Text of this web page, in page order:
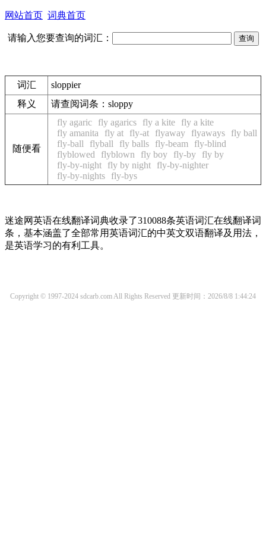
网站首页 词典首页
请输入您要查询的词汇：
词汇
sloppier
释义
请查阅词条： sloppy
随便看
fly agaric fly agarics fly a kite
fly a kite
fly amanita
fly at fly-at flyaway flyaways
fly ball
fly-ball
flyball fly balls fly-beam
fly-blind
flyblowed
flyblown fly boy fly-by
fly by
fly-by-night
fly by night
fly-by-nighter
fly-by-nights
fly-bys
迷途网英语在线翻译词典收录了310088条英语词汇在线翻译词
条，基本涵盖了全部常用英语词汇的中英文双语翻译及用法，
是英语学习的有利工具。
Copyright © 1997-2024 sdcarb.com All Rights Reserved 更新时间：2026/8/8 1:44:24